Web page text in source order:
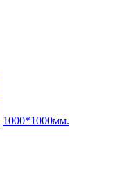
1000*1000мм.